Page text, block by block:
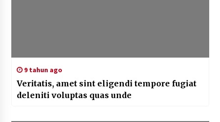
9 tahun ago
Veritatis, amet sint eligendi tempore fugiat
deleniti voluptas quas unde